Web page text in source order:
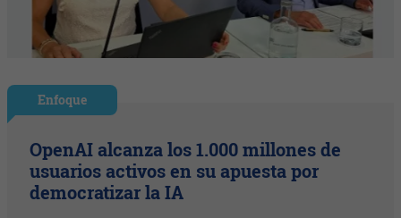
Enfoque
OpenAI alcanza los 1.000 millones de
usuarios activos en su apuesta por
democratizar la IA